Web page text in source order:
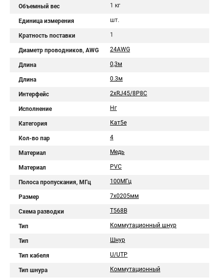
Объемный вес 1 кг
Единица измерения шт.
Кратность поставки 1
Диаметр проводников, AWG 24AWG
Длина 0,3м
Длина 0.3м
Интерфейс 2хRJ45/8P8C
Исполнение Нг
Категория Кат5е
Кол-во пар 4
Материал Медь
Материал PVC
Полоса пропускания, МГц 100МГц
Размер 7х0205мм
Схема разводки T568B
Тип Коммутационный шнур
Тип Шнур
Тип кабеля U/UTP
Тип шнура Коммутационный